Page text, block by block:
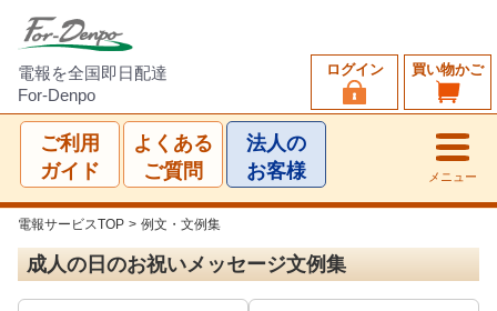
電報を全国即日配達
For-Denpo
買い物かご
ログイン
ご利用
ガイド
よくある
ご質問
法人の
お客様
メニュー
電報サービスTOP > 例文・文例集
成人の日のお祝いメッセージ文例集